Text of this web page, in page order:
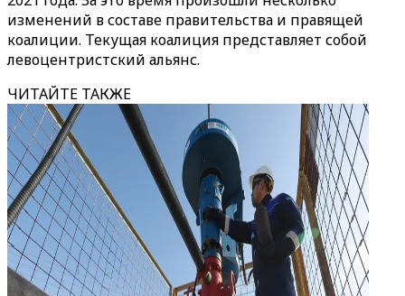
изменений в составе правительства и правящей
коалиции. Текущая коалиция представляет собой
левоцентристский альянс.
ЧИТАЙТЕ ТАКЖЕ